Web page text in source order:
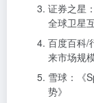
证券之星
全球卫星
百度百科/
来市场规
雪球：《
势》